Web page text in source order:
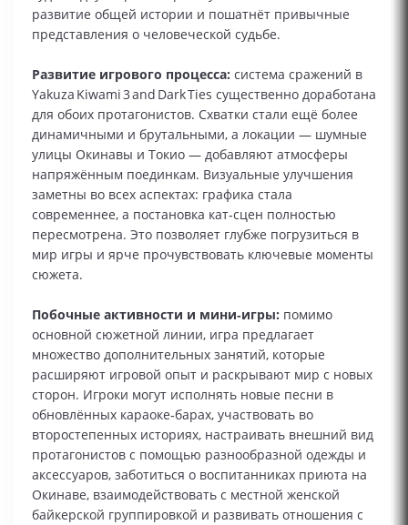
развитие общей истории и пошатнёт привычные
представления о человеческой судьбе.
Развитие игрового процесса: система сражений в
Yakuza Kiwami 3 and Dark Ties существенно доработана
для обоих протагонистов. Схватки стали ещё более
динамичными и брутальными, а локации — шумные
улицы Окинавы и Токио — добавляют атмосферы
напряжённым поединкам. Визуальные улучшения
заметны во всех аспектах: графика стала
современнее, а постановка кат‑сцен полностью
пересмотрена. Это позволяет глубже погрузиться в
мир игры и ярче прочувствовать ключевые моменты
сюжета.
Побочные активности и мини‑игры: помимо
основной сюжетной линии, игра предлагает
множество дополнительных занятий, которые
расширяют игровой опыт и раскрывают мир с новых
сторон. Игроки могут исполнять новые песни в
обновлённых караоке‑барах, участвовать во
второстепенных историях, настраивать внешний вид
протагонистов с помощью разнообразной одежды и
аксессуаров, заботиться о воспитанниках приюта на
Окинаве, взаимодействовать с местной женской
байкерской группировкой и развивать отношения с